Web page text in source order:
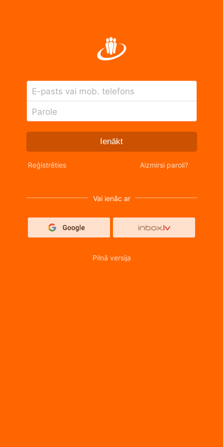
E-pasts vai mob. telefons
Parole
Ienākt
Reģistrēties Aizmirsi paroli?
Vai ienāc ar
Pilnā versija